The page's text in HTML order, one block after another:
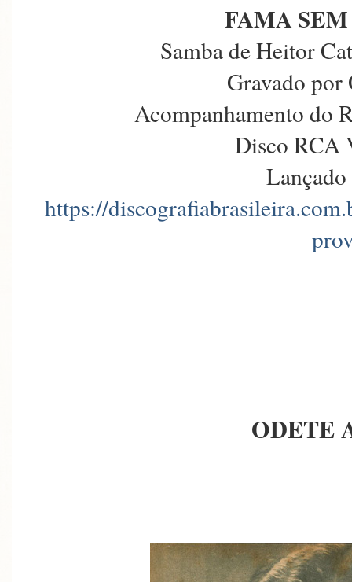
FAMA
Samba de Heitor
Gravado por
Acompanhamento do
Disco RCA
https://
ODETE